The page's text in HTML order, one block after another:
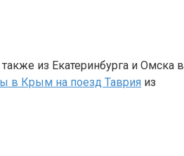
из Екатеринбурга и Омска в
в Крым на поезд Таврия из